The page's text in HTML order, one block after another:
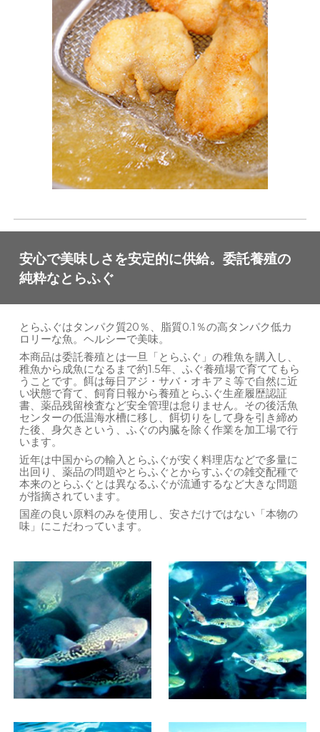
安心で美味しさを安定的に供給。委託養殖の
純粋なとらふぐ
とらふぐはタンパク質20％、脂質0.1％の高タンパク低カ
ロリーな魚。ヘルシーで美味。
本商品は委託養殖とは一旦「とらふぐ」の稚魚を購入し、
稚魚から成魚になるまで約1.5年、ふぐ養殖場で育ててもら
うことです。餌は毎日アジ・サバ・オキアミ等で自然に近
い状態で育て、飼育日報から養殖とらふぐ生産履歴認証
書、薬品残留検査など安全管理は怠りません。その後活魚
センターの低温海水槽に移し、餌切りをして身を引き締め
た後、身欠きという、ふぐの内臓を除く作業を加工場で行
います。
近年は中国からの輸入とらふぐが安く料理店などで多量に
出回り、薬品の問題やとらふぐとからすふぐの雑交配種で
本来のとらふぐとは異なるふぐが流通するなど大きな問題
が指摘されています。
国産の良い原料のみを使用し、安さだけではない「本物の
味」にこだわっています。